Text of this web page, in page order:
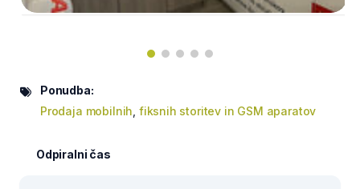
Ponudba:
Prodaja mobilnih fiksnih storitev in GSM aparatov
Odpiralni čas